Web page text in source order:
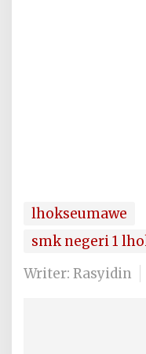
lhokseumawe
smk negeri 1
Writer: Rasyidin